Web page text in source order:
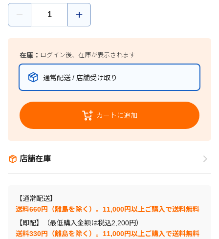
在庫： ログイン後、在庫が表示されます
通常配送 / 店舗受け取り
カートに追加
店舗在庫
【通常配送】
送料660円（離島を除く）。11,000円以上ご購入で送料無料
【即配】（最低購入金額は税込2,200円）
送料330円（離島を除く）。11,000円以上ご購入で送料無料